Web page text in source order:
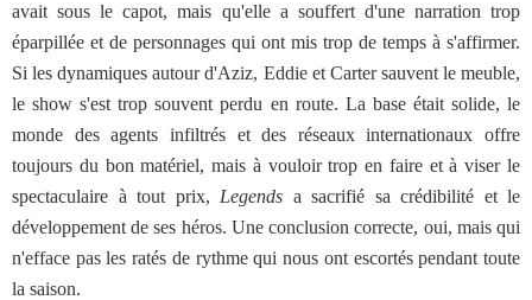
avait sous le capot, mais qu'elle a souffert d'une narration trop
éparpillée et de personnages qui ont mis trop de temps à s'affirmer.
Si les dynamiques autour d'Aziz, Eddie et Carter sauvent le meuble,
le show s'est trop souvent perdu en route. La base était solide, le
monde des agents infiltrés et des réseaux internationaux offre
toujours du bon matériel, mais à vouloir trop en faire et à viser le
spectaculaire à tout prix, Legends a sacrifié sa crédibilité et le
développement de ses héros. Une conclusion correcte, oui, mais qui
n'efface pas les ratés de rythme qui nous ont escortés pendant toute
la saison.